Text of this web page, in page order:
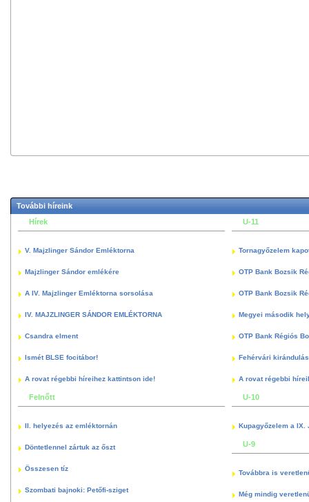
További híreink
Hírek
V. Majzlinger Sándor Emléktorna
Majzlinger Sándor emlékére
A IV. Majzlinger Emléktorna sorsolása
IV. MAJZLINGER SÁNDOR EMLÉKTORNA
Csandra elment
Ismét BLSE focitábor!
A rovat régebbi híreihez kattintson ide!
Felnőtt
II. helyezés az emléktornán
Döntetlennel zártuk az őszt
Összesen tíz
Szombati bajnoki: Petőfi-sziget
U-11
Tornagyőzelem
OTP Bank Bozsik
OTP Bank Bozsik
Megyei második
OTP Bank Régiós
Fehérvári kirándulás
A rovat régebbi
U-10
Kupagyőzelem a
U-9
Továbbra is
Még mindig